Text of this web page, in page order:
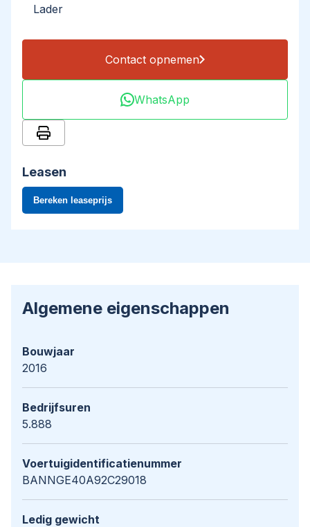
Lader
Contact opnemen
WhatsApp
Leasen
Algemene eigenschappen
Bouwjaar
2016
Bedrijfsuren
5.888
Voertuigidentificatienummer
BANNGE40A92C29018
Ledig gewicht